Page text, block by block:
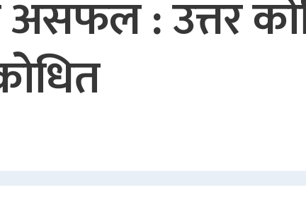
असफल : उत्तर